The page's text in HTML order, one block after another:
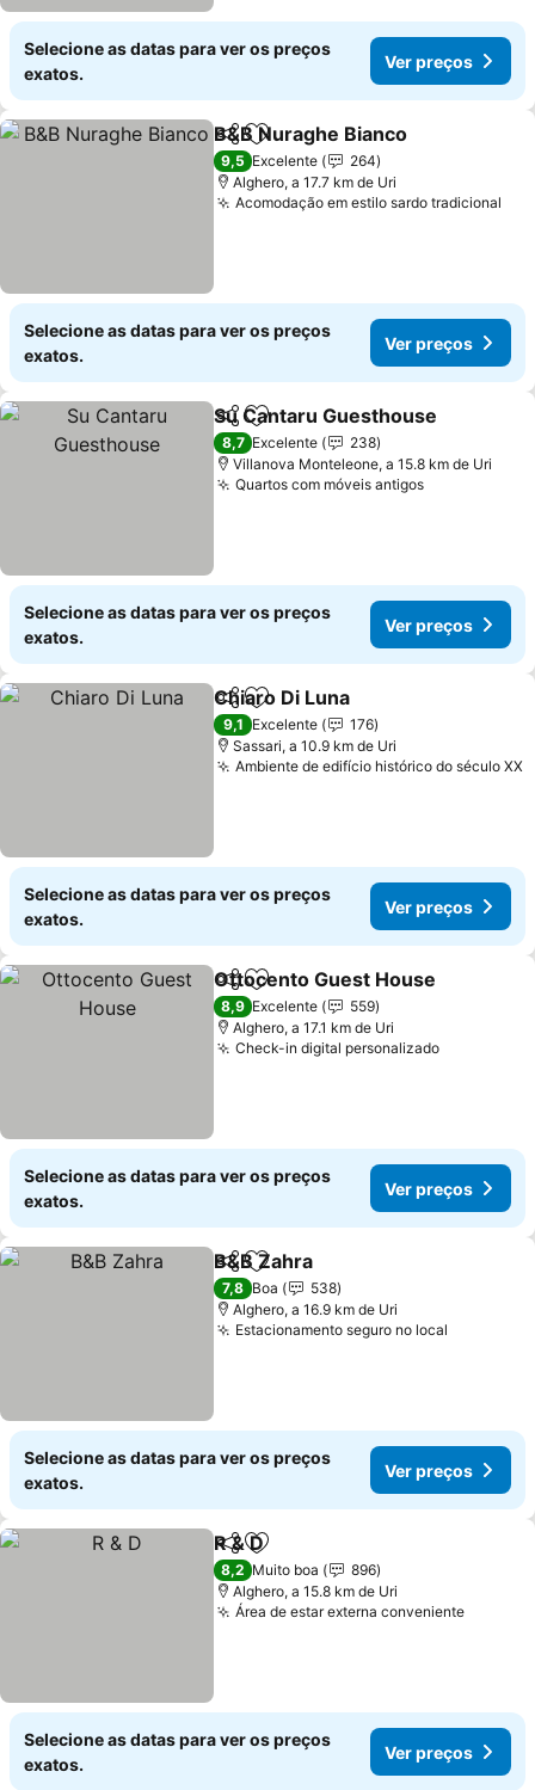
Selecione as datas para ver os preços
exatos.
Ver preços
PartilharAdicionar aos favoritos
B&B Nuraghe Bianco
9,5 Excelente
264
Alghero, a 17.7 km de Uri
Acomodação em estilo sardo tradicional
Selecione as datas para ver os preços
exatos.
Ver preços
PartilharAdicionar aos favoritos
Su Cantaru Guesthouse
8,7 Excelente
238
Villanova Monteleone, a 15.8 km de Uri
Quartos com móveis antigos
Selecione as datas para ver os preços
exatos.
Ver preços
PartilharAdicionar aos favoritos
Chiaro Di Luna
9,1 Excelente
176
Sassari, a 10.9 km de Uri
Ambiente de edifício histórico do século XX
Selecione as datas para ver os preços
exatos.
Ver preços
PartilharAdicionar aos favoritos
Ottocento Guest House
8,9 Excelente
559
Alghero, a 17.1 km de Uri
Check-in digital personalizado
Selecione as datas para ver os preços
exatos.
Ver preços
PartilharAdicionar aos favoritos
B&B Zahra
7,8 Boa
538
Alghero, a 16.9 km de Uri
Estacionamento seguro no local
Selecione as datas para ver os preços
exatos.
Ver preços
PartilharAdicionar aos favoritos
R & D
8,2 Muito boa
896
Alghero, a 15.8 km de Uri
Área de estar externa conveniente
Selecione as datas para ver os preços
exatos.
Ver preços